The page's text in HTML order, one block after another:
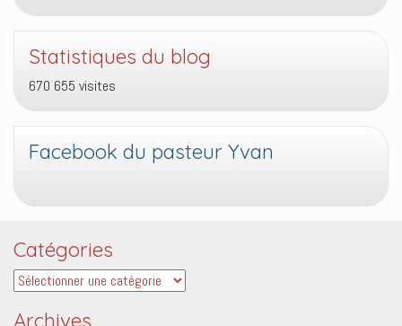
Statistiques du blog
670 655 visites
Facebook du pasteur Yvan
Catégories
Catégories
Archives